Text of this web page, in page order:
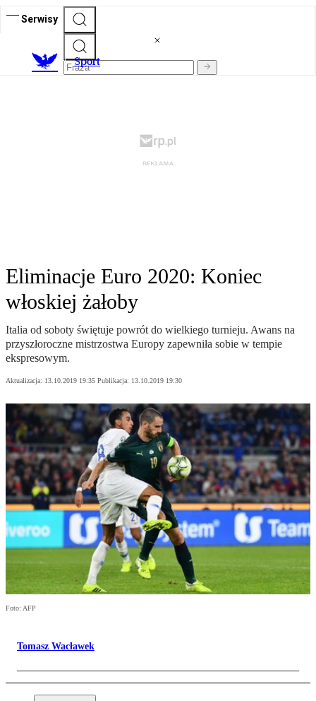
Serwisy
Sport
Eliminacje Euro 2020: Koniec
włoskiej żałoby
Italia od soboty świętuje powrót do wielkiego turnieju. Awans na
przyszłoroczne mistrzostwa Europy zapewniła sobie w tempie
ekspresowym.
Aktualizacja: 13.10.2019 19:35 Publikacja: 13.10.2019 19:30
Foto: AFP
Tomasz Wacławek